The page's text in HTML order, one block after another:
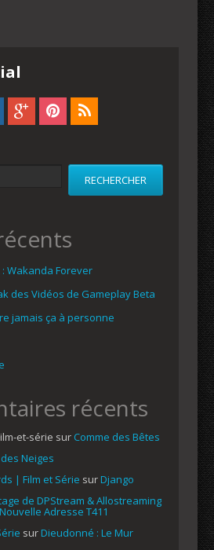
RECHERCHER
Wakanda Forever
des Vidéos de Gameplay Beta
jamais ça à personne
récents
et-série sur Comme des Bêtes
Neiges
| Film et Série surDjango
de DPStream & Allostreaming
Nouvelle Adresse T411
surDieudonné : Le Mur